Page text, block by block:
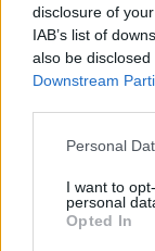
disclosure of
IAB’s list of
also be
Downstream
Personal
I want to
personal
Opted In
Auto Pour